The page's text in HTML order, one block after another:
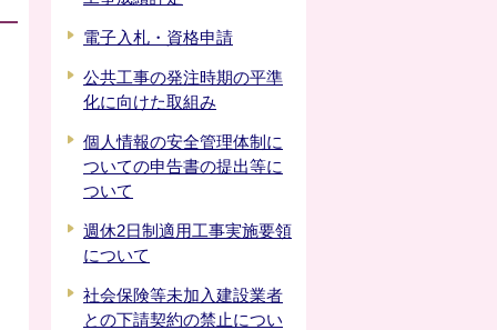
電子入札・資格申請
公共工事の発注時期の平準
化に向けた取組み
個人情報の安全管理体制に
ついての申告書の提出等に
ついて
週休2日制適用工事実施要領
について
社会保険等未加入建設業者
との下請契約の禁止につい